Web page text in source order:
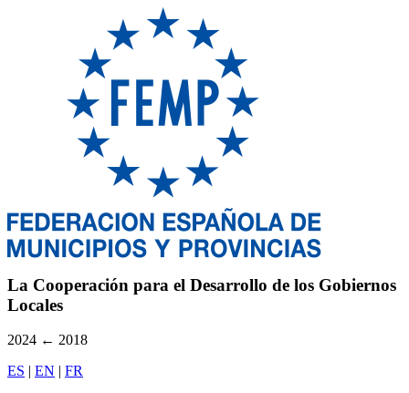
La Cooperación para el Desarrollo de los Gobiernos
Locales
2024 ← 2018
ES | EN | FR